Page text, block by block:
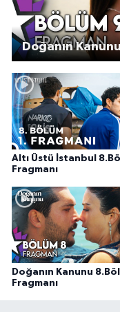
Doğanın
Altı Üstü İstanbul
Fragmanı
Doğanın Kanunu
Fragmanı